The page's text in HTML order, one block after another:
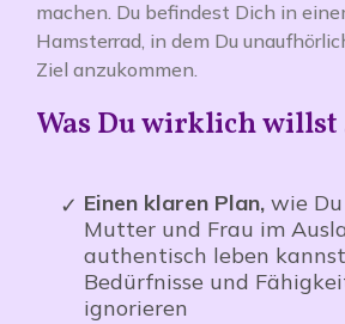
machen. Du befindest Dich in
Hamsterrad, in dem Du
Ziel anzukommen.
Was Du wirklich willst
Einen klaren Plan, wie
Mutter und Frau im
authentisch leben
Bedürfnisse und
ignorieren